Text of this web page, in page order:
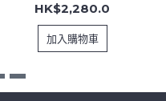
HK$2,280.0
加入購物車